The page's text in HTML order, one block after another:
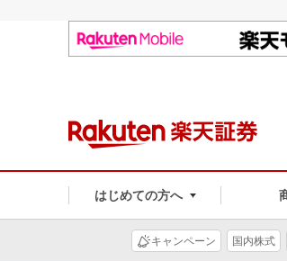
はじめての方へ
キャンペーン 国内株式